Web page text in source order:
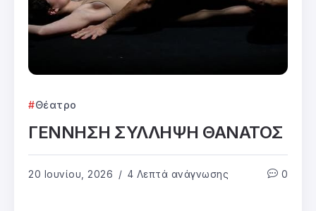
Θέατρο
ΓΕΝΝΗΣΗ ΣΥΛΛΗΨΗ ΘΑΝΑΤΟΣ
20 Ιουνίου, 2026 4 Λεπτά ανάγνωσης 0